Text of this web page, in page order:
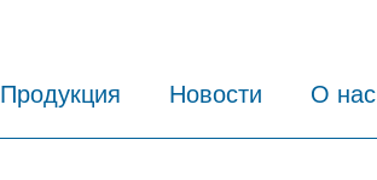
Продукция Новости О нас